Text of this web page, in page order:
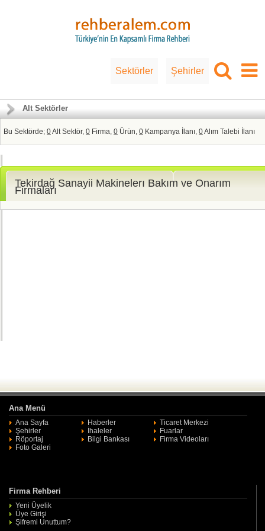
Sektörler Şehirler
Alt Sektörler
Bu Sektörde; 0Alt Sektör, 0 Firma, 0 Ürün, 0 Kampanya İlanı, 0Alım Talebi İlanı
Tekirdağ Sanayii Makinelerı Bakım ve Onarım
Firmaları
Ana Menü
Ana Sayfa Haberler
Ticaret Merkezi
Şehirler
İhaleler
Fuarlar
Röportaj
Bilgi Bankası
Firma Videoları
Foto Galeri
Firma Rehberi
Yeni Üyelik
Üye Girişi
Şifremi Unuttum?